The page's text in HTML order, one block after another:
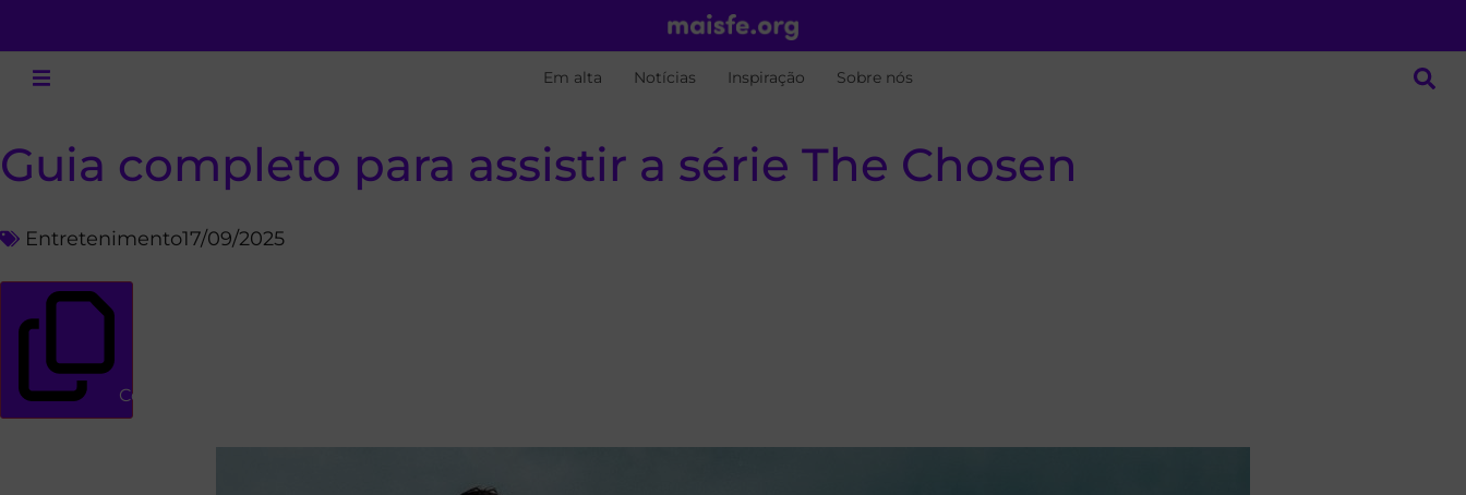
Em alta Notícias Inspiração Sobre nós
Guia completo para assistir a série The Chosen
Entretenimento17/09/2025
Copiar link